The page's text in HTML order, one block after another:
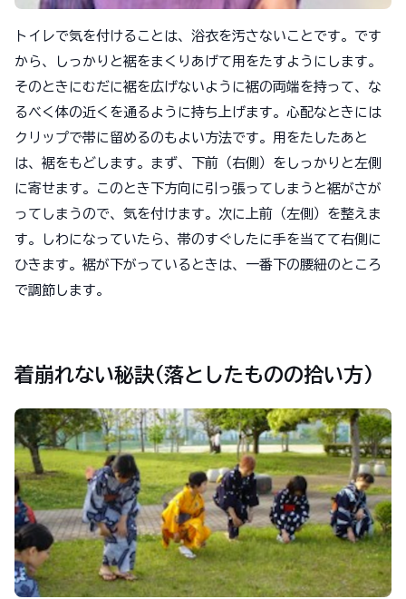
トイレで気を付けることは、浴衣を汚さないことです。です
から、しっかりと裾をまくりあげて用をたすようにします。
そのときにむだに裾を広げないように裾の両端を持って、な
るべく体の近くを通るように持ち上げます。心配なときには
クリップで帯に留めるのもよい方法です。用をたしたあと
は、裾をもどします。まず、下前（右側）をしっかりと左側
に寄せます。このとき下方向に引っ張ってしまうと裾がさが
ってしまうので、気を付けます。次に上前（左側）を整えま
す。しわになっていたら、帯のすぐしたに手を当てて右側に
ひきます。裾が下がっているときは、一番下の腰紐のところ
で調節します。
着崩れない秘訣(落としたものの拾い方)